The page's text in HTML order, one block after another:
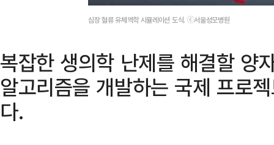
심장 혈류 유체역학 시뮬레이션 도식. ⓒ서울성모병원
복잡한 생의학 난제를 해결할 양
알고리즘을 개발하는 국제 프로
다.